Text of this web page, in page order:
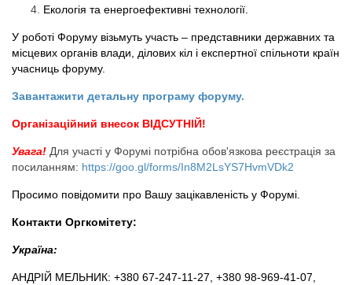
Екологія та енергоефективні технології.
У роботі Форуму візьмуть участь – представники державних та
місцевих органів влади, ділових кіл і експертної спільноти країн
учасниць форуму.
Завантажити детальну програму форуму.
Організаційний внесок ВІДСУТНІЙ!
Увага! Для участі у Форумі потрібна обов'язкова реєстрація за
посиланням: https://goo.gl/forms/In8M2LsYS7HvmVDk2
Просимо повідомити про Вашу зацікавленість у Форумі.
Контакти Оргкомітету:
Україна:
АНДРІЙ МЕЛЬНИК: +380 67-247-11-27, +380 98-969-41-07,